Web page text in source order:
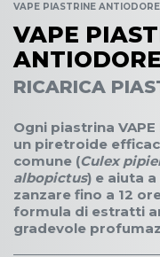
VAPE PIASTRINE
VAPE
ANTIODORE
RICARICA
Ogni piastrina
un piretroide
comune (Culex
albopictus) e aiuta
zanzare fino a 12
formula di estratti
gradevole